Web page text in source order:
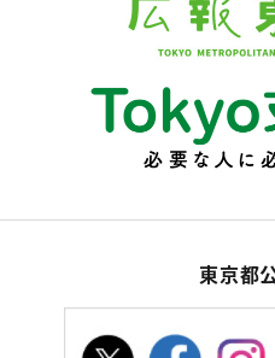
東京都